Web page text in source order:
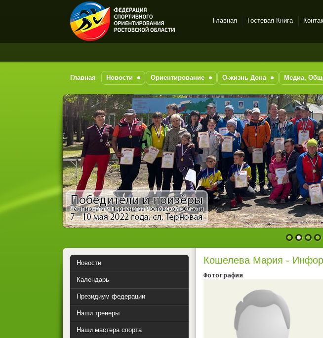
Спортивное
на-Дону
Главная Гостевая Книга
Главная Новости Ориентирование О-жизнь Дона Медиа,
1 2 3 4
Кошелева Мария -
Фотография
Новости
Календарь
Президиум федерации
Наши тренеры
Наши мастера спорта